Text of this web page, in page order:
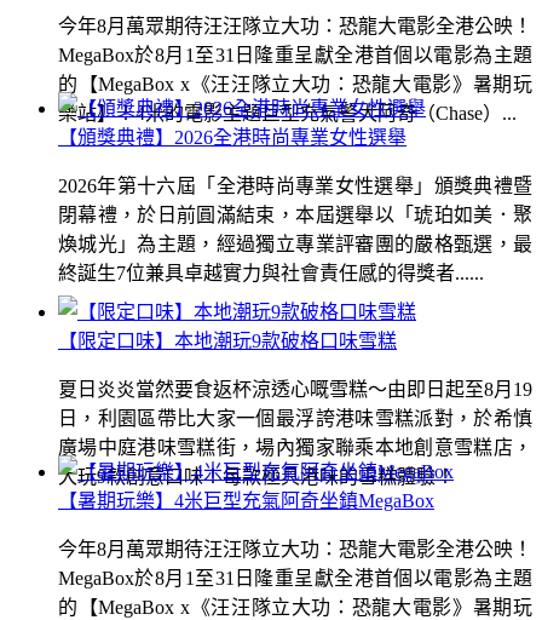
今年8月萬眾期待汪汪隊立大功：恐龍大電影全港公映！
MegaBox於8月1至31日隆重呈獻全港首個以電影為主題
的【MegaBox x《汪汪隊立大功：恐龍大電影》暑期玩
樂站】！4米的電影主題巨型充氣警犬阿奇（Chase）...
【限定口味】本地潮玩9款破格口味雪糕
夏日炎炎當然要食返杯涼透心嘅雪糕～由即日起至8月19
日，利園區帶比大家一個最浮誇港味雪糕派對，於希慎
廣場中庭港味雪糕街，場內獨家聯乘本地創意雪糕店，
大玩9款創意口味！每款極具港味的雪糕體驗！
【頒獎典禮】2026全港時尚專業女性選舉
2026年第十六屆「全港時尚專業女性選舉」頒獎典禮暨
閉幕禮，於日前圓滿結束，本屆選舉以「琥珀如美．聚
煥城光」為主題，經過獨立專業評審團的嚴格甄選，最
終誕生7位兼具卓越實力與社會責任感的得獎者......
【暑期玩樂】4米巨型充氣阿奇坐鎮MegaBox
今年8月萬眾期待汪汪隊立大功：恐龍大電影全港公映！
MegaBox於8月1至31日隆重呈獻全港首個以電影為主題
的【MegaBox x《汪汪隊立大功：恐龍大電影》暑期玩